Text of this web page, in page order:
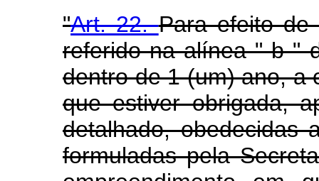
"Art. 22.Para efeito de
referido na alínea " b "
dentro de 1 (um) ano, a
que estiver obrigada,
detalhado, obedecidas
formuladas pela